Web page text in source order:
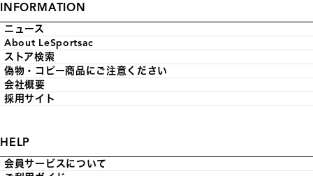
INFORMATION
ニュース
About LeSportsac
ストア検索
偽物・コピー商品にご注意ください
会社概要
採用サイト
HELP
会員サービスについて